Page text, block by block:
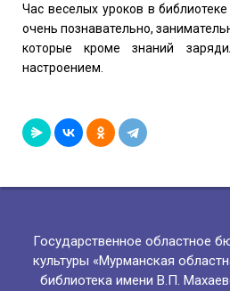
Час веселых уроков в
очень познавательно,
которые кроме знаний
настроением.
Государственное областное
культуры «Мурманская
библиотека имени В.П.